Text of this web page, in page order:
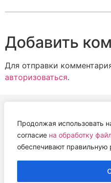
Продолжая использовать
согласие на обработку
обеспечивают правильную
Добавить
Для отправки
авторизоваться.
АВТОНОМНАЯ
«ЦЕНТР ВЕТЕРИНАРНОЙ
Работем с